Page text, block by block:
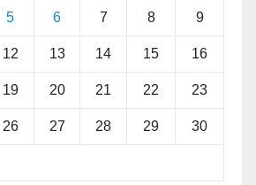
5 6 7 8 9
12 13 14 15 16
19 20 21 22 23
26 27 28 29 30